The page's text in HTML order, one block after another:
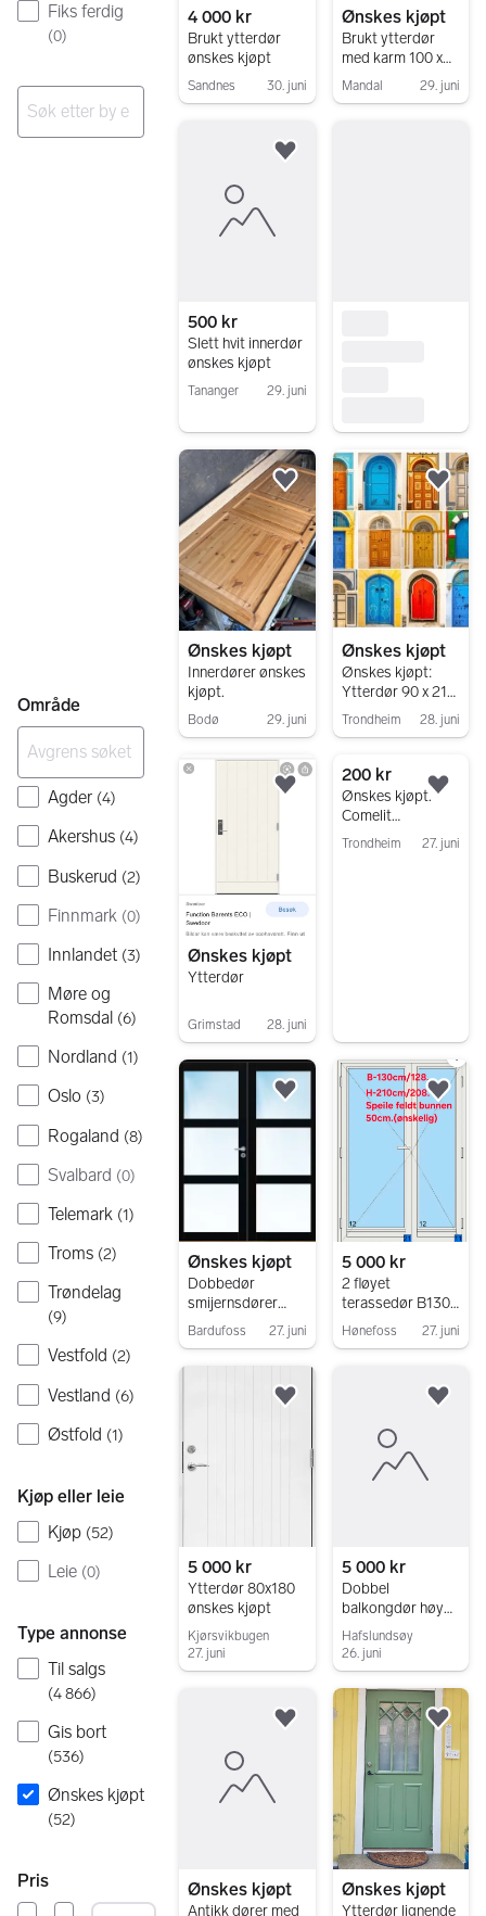
Fiks ferdig
(0)
Område
Agder (4)
Akershus (4)
Buskerud (2)
Finnmark (0)
Innlandet (3)
Møre og
Romsdal (6)
Nordland (1)
Oslo (3)
Rogaland (8)
Svalbard (0)
Telemark (1)
Troms (2)
Trøndelag
(9)
Vestfold (2)
Vestland (6)
Østfold (1)
Kjøp eller leie
Kjøp (52)
Leie (0)
Type annonse
Til salgs
(4 866)
Gis bort
(536)
Ønskes kjøpt
(52)
Pris
4 000 kr
Brukt ytterdør
ønskes kjøpt
Sandnes 30. juni
Ønskes kjøpt
Brukt ytterdør
med karm 100 x
200
Mandal 29. juni
500 kr
Slett hvit innerdør
ønskes kjøpt
Tananger 29. juni
Ønskes kjøpt
Innerdører ønskes
kjøpt.
Bodø 29. juni
Legg til som favoritt.
Ønskes kjøpt
Ønskes kjøpt:
Ytterdør 90 x 210
med karm
Trondheim 28. juni
Ønskes kjøpt
Ytterdør
Grimstad 28. juni
Legg til som favoritt.
200 kr
Ønskes kjøpt.
Comelit
dørtelefon hvit,
Trondheim 27. juni
Ønskes kjøpt
Dobbedør
smijernsdører
ønskes kjøpt
Bardufoss 27. juni
Legg til som favoritt.
5 000 kr
2 fløyet
terassedør B130-
H210. Ønskes
Hønefoss 27. juni
5 000 kr
Ytterdør 80x180
ønskes kjøpt
Kjørsvikbugen
27. juni
Legg til som favoritt.
5 000 kr
Dobbel
balkongdør høyde
1,9 m. Fri bredde.
Hafslundsøy
26. juni
Ønskes kjøpt
Antikk dører med
Legg til som favoritt.
Ønskes kjøpt
Ytterdør lignende